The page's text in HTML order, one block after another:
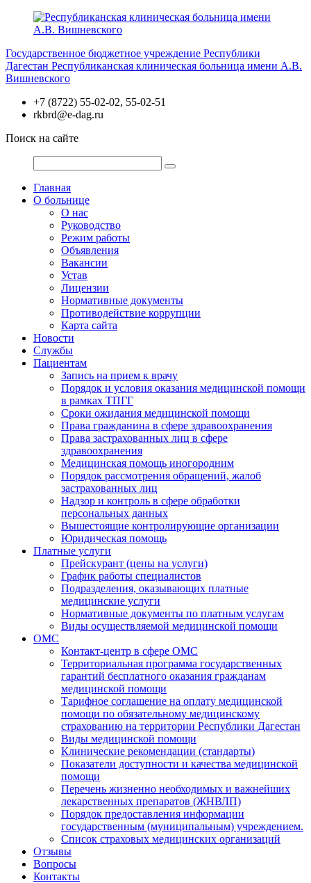
Перейти
Государственное бюджетное учреждение Республики
Дагестан Республиканская клиническая больница имени А.В.
Вишневского
+7 (8722) 55-02-02, 55-02-51
rkbrd@e-dag.ru
Поиск на сайте
Главная
О больнице
О нас
Руководство
Режим работы
Объявления
Вакансии
Устав
Лицензии
Нормативные документы
Противодействие коррупции
Карта сайта
Новости
Службы
Пациентам
Запись на прием к врачу
Порядок и условия оказания медицинской помощи
в рамках ТПГГ
Сроки ожидания медицинской помощи
Права гражданина в сфере здравоохранения
Права застрахованных лиц в сфере
здравоохранения
Медицинская помощь иногородним
Порядок рассмотрения обращений, жалоб
застрахованных лиц
Надзор и контроль в сфере обработки
персональных данных
Вышестоящие контролирующие организации
Юридическая помощь
Платные услуги
Прейскурант (цены на услуги)
График работы специалистов
Подразделения, оказывающих платные
медицинские услуги
Нормативные документы по платным услугам
Виды осуществляемой медицинской помощи
ОМС
Контакт-центр в сфере ОМС
Территориальная программа государственных
гарантий бесплатного оказания гражданам
медицинской помощи
Тарифное соглашение на оплату медицинской
помощи по обязательному медицинскому
страхованию на территории Республики Дагестан
Виды медицинской помощи
Клинические рекомендации (стандарты)
Показатели доступности и качества медицинской
помощи
Перечень жизненно необходимых и важнейших
лекарственных препаратов (ЖНВЛП)
Порядок предоставления информации
государственным (муниципальным) учреждением.
Список страховых медицинских организаций
Отзывы
Вопросы
Контакты